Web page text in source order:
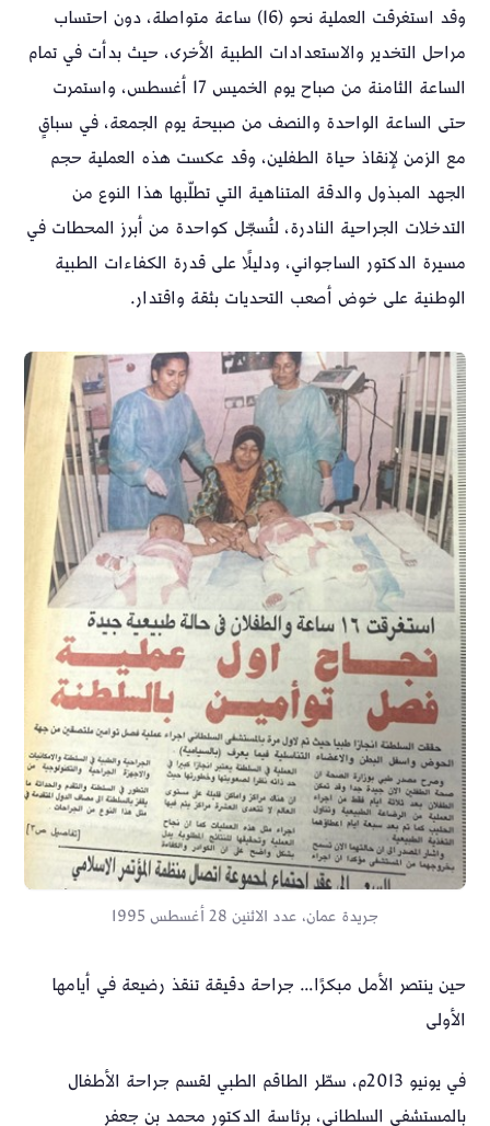
وقد استغرقت العملية نحو (16) ساعة متواصلة، دون احتساب
مراحل التخدير والاستعدادات الطبية الأخرى، حيث بدأت في تمام
الساعة الثامنة من صباح يوم الخميس 17 أغسطس، واستمرت
حتى الساعة الواحدة والنصف من صبيحة يوم الجمعة، في سباقٍ
مع الزمن لإنقاذ حياة الطفلين، وقد عكست هذه العملية حجم
الجهد المبذول والدقة المتناهية التي تطلّبها هذا النوع من
التدخلات الجراحية النادرة، لتُسجّل كواحدة من أبرز المحطات في
مسيرة الدكتور الساجواني، ودليلًا على قدرة الكفاءات الطبية
الوطنية على خوض أصعب التحديات بثقة واقتدار.
جريدة عمان، عدد الاثنين 28 أغسطس 1995
حين ينتصر الأمل مبكرًا… جراحة دقيقة تنقذ رضيعة في أيامها
الأولى
في يونيو 2013م، سطّر الطاقم الطبي لقسم جراحة الأطفال
بالمستشفى السلطاني، برئاسة الدكتور محمد بن جعفر